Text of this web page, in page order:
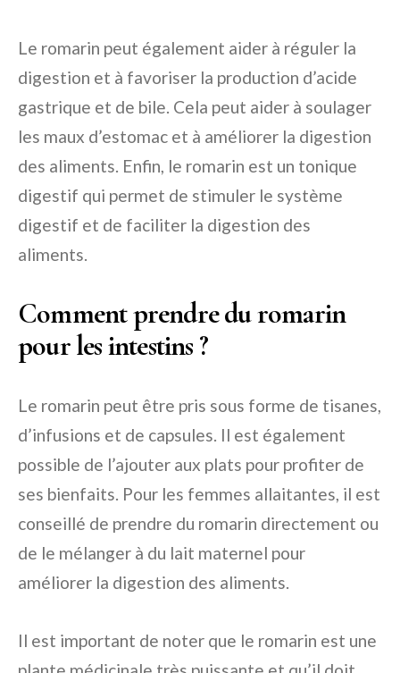
Le romarin peut également aider à réguler la
digestion et à favoriser la production d’acide
gastrique et de bile. Cela peut aider à soulager
les maux d’estomac et à améliorer la digestion
des aliments. Enfin, le romarin est un tonique
digestif qui permet de stimuler le système
digestif et de faciliter la digestion des
aliments.
Comment prendre du romarin
pour les intestins ?
Le romarin peut être pris sous forme de tisanes,
d’infusions et de capsules. Il est également
possible de l’ajouter aux plats pour profiter de
ses bienfaits. Pour les femmes allaitantes, il est
conseillé de prendre du romarin directement ou
de le mélanger à du lait maternel pour
améliorer la digestion des aliments.
Il est important de noter que le romarin est une